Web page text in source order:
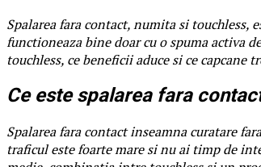
Spalarea fara contact, numita si touchless,
functioneaza bine doar cu o spuma activa
touchless, ce beneficii aduce si ce capcane
Ce este spalarea fara
Spalarea fara contact inseamna curatare
traficul este foarte mare si nu ai timp de